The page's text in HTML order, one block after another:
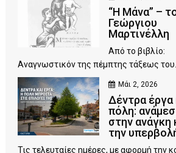
“Η Μάνα” –
Γεώργιου
Μαρτινέλλη
Από το βιβλίο:
Αναγνωστικόν της πέμπτης τάξεως του...
Μάι 2, 2026
Δέντρα έργα
πόλη:
στην ανάγκη
την
Τις τελευταίες ημέρες, με αφορμή την